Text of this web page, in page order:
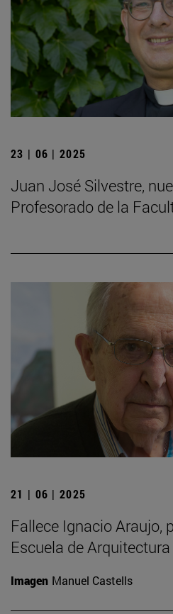
23 | 06 | 2025
Juan José Silvestre,
Profesorado de la
21 | 06 | 2025
Fallece Ignacio Araujo,
Escuela de
Imagen Manuel Castells